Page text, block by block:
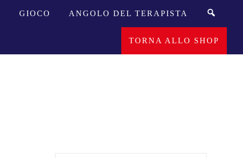
GIOCO ANGOLO DEL TERAPISTA
TORNA ALLO SHOP